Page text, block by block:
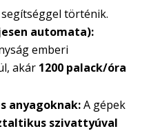
történik.
automata):
emberi
akár 1200 palack/óra
anyagoknak:A gépek
szivattyúval